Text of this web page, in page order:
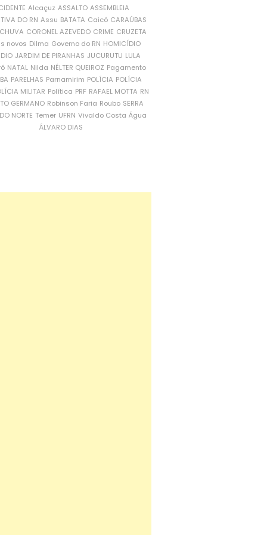
Alcaçuz ASSALTO ASSEMBLEIA
DO RN Assu BATATA Caicó CARAÚBAS
CORONEL AZEVEDO CRIME CRUZETA
novos Dilma Governo do RN HOMICÍDIO
JARDIM DE PIRANHAS JUCURUTU LULA
NATAL Nilda NÉLTER QUEIROZ Pagamento
PARELHAS Parnamirim POLÍCIA POLÍCIA
MILITAR Política PRF RAFAEL MOTTA RN
GERMANO Robinson Faria Roubo SERRA
NORTE Temer UFRN Vivaldo Costa Água
ÁLVARO DIAS